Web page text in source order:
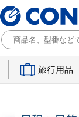
旅行用品